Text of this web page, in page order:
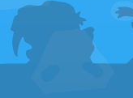
MENU